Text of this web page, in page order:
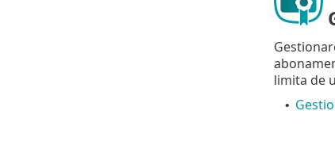
limita de
•